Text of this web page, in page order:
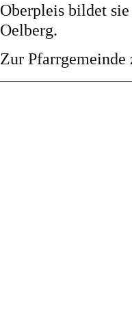
Oberpleis bildet
Oelberg.
Zur